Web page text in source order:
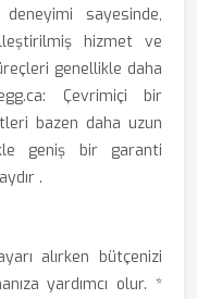
sayesinde,
hizmet ve
genellikle daha
Çevrimiçi bir
bazen daha uzun
geniş bir garanti
.
alırken bütçenizi
yardımcı olur. *